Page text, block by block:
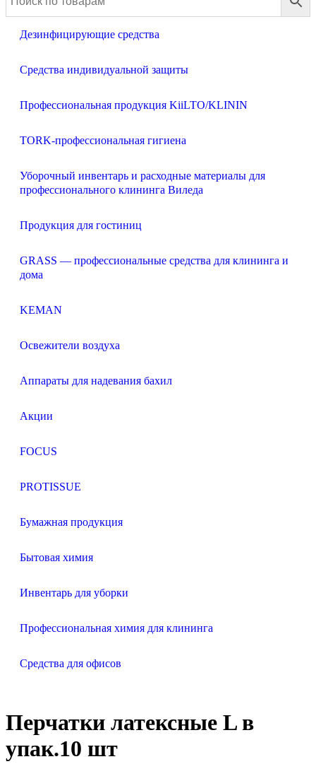
Дезинфицирующие средства
Средства индивидуальной защиты
Профессиональная продукция KiiLTO/KLININ
TORK-профессиональная гигиена
Уборочный инвентарь и расходные материалы для
профессионального клининга Виледа
Продукция для гостиниц
GRASS — профессиональные средства для клининга и
дома
KEMAN
Освежители воздуха
Аппараты для надевания бахил
Акции
FOCUS
PROTISSUE
Бумажная продукция
Бытовая химия
Инвентарь для уборки
Профессиональная химия для клининга
Средства для офисов
Перчатки латексные L в
упак.10 шт